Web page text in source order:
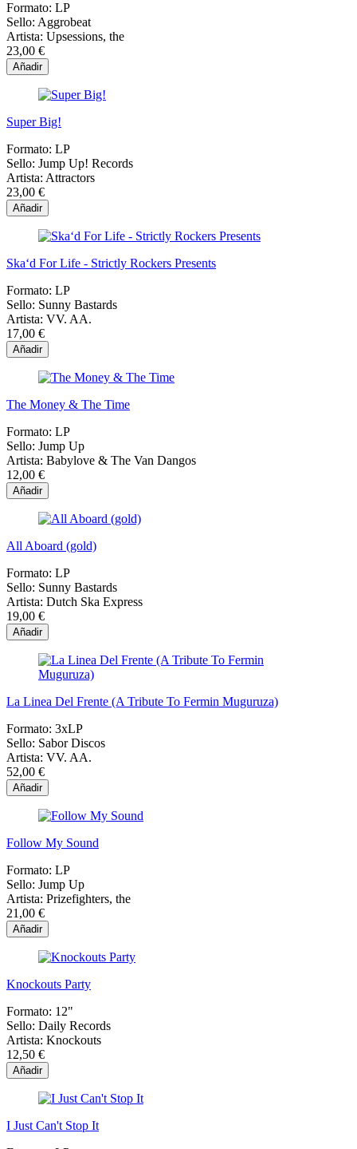
Formato: LP
Sello: Aggrobeat
Artista: Upsessions, the
23,00 €
Añadir
Super Big!
Formato: LP
Sello: Jump Up! Records
Artista: Attractors
23,00 €
Añadir
Ska‘d For Life - Strictly Rockers Presents
Formato: LP
Sello: Sunny Bastards
Artista: VV. AA.
17,00 €
Añadir
The Money & The Time
Formato: LP
Sello: Jump Up
Artista: Babylove & The Van Dangos
12,00 €
Añadir
All Aboard (gold)
Formato: LP
Sello: Sunny Bastards
Artista: Dutch Ska Express
19,00 €
Añadir
La Linea Del Frente (A Tribute To Fermin Muguruza)
Formato: 3xLP
Sello: Sabor Discos
Artista: VV. AA.
52,00 €
Añadir
Follow My Sound
Formato: LP
Sello: Jump Up
Artista: Prizefighters, the
21,00 €
Añadir
Knockouts Party
Formato: 12"
Sello: Daily Records
Artista: Knockouts
12,50 €
Añadir
I Just Can't Stop It